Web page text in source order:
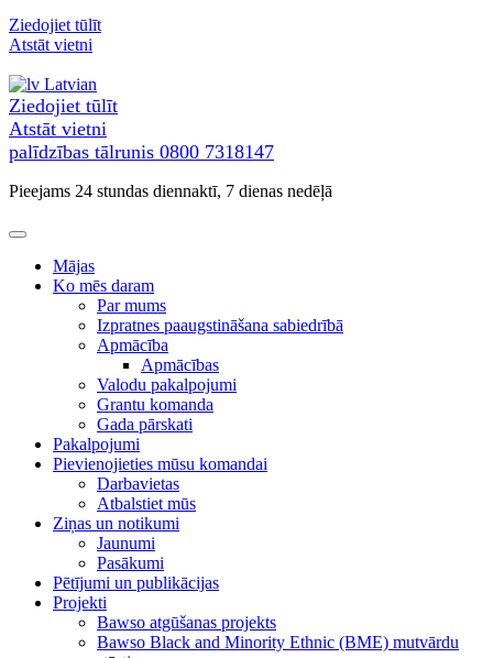
Pāriet
uz
Ziedojiet tūlīt
Atstāt vietni
Latvian
Ziedojiet tūlīt
Atstāt vietni
palīdzības tālrunis 0800 7318147
Pieejams 24 stundas diennaktī, 7 dienas nedēļā
Mājas
Ko mēs daram
Par mums
Izpratnes paaugstināšana sabiedrībā
Apmācība
Apmācības
Valodu pakalpojumi
Grantu komanda
Gada pārskati
Pakalpojumi
Pievienojieties mūsu komandai
Darbavietas
Atbalstiet mūs
Ziņas un notikumi
Jaunumi
Pasākumi
Pētījumi un publikācijas
Projekti
Bawso atgūšanas projekts
Bawso Black and Minority Ethnic (BME) mutvārdu